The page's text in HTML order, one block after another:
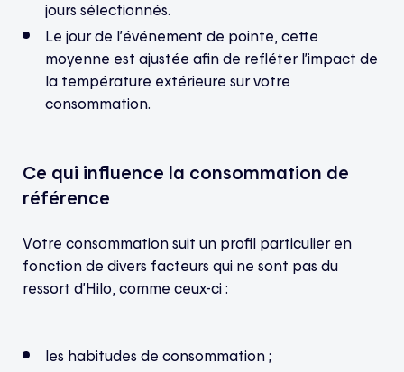
jours sélectionnés.
Le jour de l’événement de pointe, cette
moyenne est ajustée afin de refléter l’impact de
la température extérieure sur votre
consommation.
Ce qui influence la consommation de
référence
Votre consommation suit un profil particulier en
fonction de divers facteurs qui ne sont pas du
ressort d’Hilo, comme ceux-ci :
les habitudes de consommation ;